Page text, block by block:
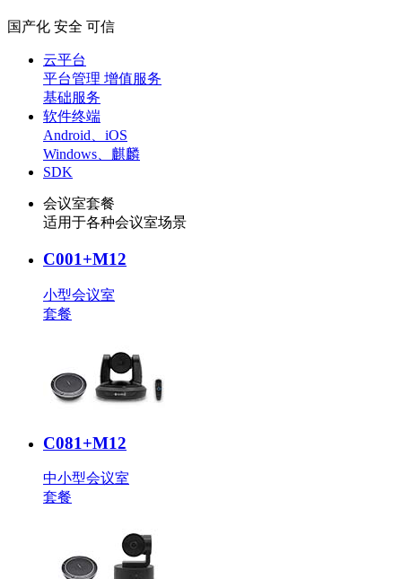
国产化 安全 可信
云平台
平台管理 增值服务
基础服务
软件终端
Android、iOS
Windows、麒麟
SDK
会议室套餐
适用于各种会议室场景
C001+M12
小型会议室
套餐
C081+M12
中小型会议室
套餐